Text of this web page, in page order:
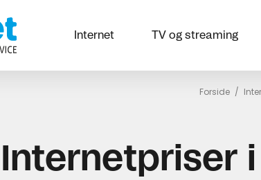
Internet TV og streaming
Forside /
Internetpriser